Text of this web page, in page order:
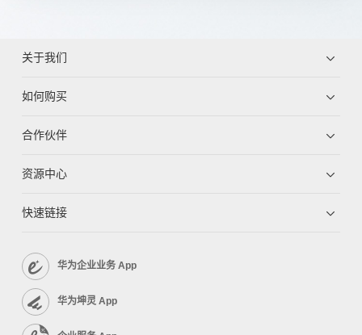
关于我们
如何购买
合作伙伴
资源中心
快速链接
华为企业业务 App
华为坤灵 App